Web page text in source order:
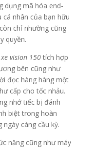
dụng mã hóa end-
nhân của bạn hữu
chỉ nhường cũng
quyền.
xe vision 150tích hợp
bên cũng như
đọc hàng hàng một
cấp cho tốc nhảu.
nhớ tiếc bị đánh
biệt trong hoàn
ngày càng cầu kỳ.
năng cũng như máy